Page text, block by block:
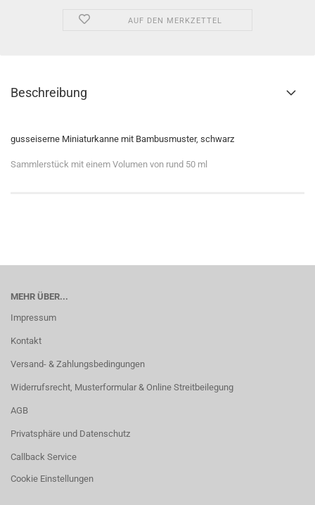
AUF DEN MERKZETTEL
Beschreibung
gusseiserne Miniaturkanne mit Bambusmuster, schwarz
Sammlerstück mit einem Volumen von rund 50 ml
MEHR ÜBER...
Impressum
Kontakt
Versand- & Zahlungsbedingungen
Widerrufsrecht, Musterformular & Online Streitbeilegung
AGB
Privatsphäre und Datenschutz
Callback Service
Cookie Einstellungen